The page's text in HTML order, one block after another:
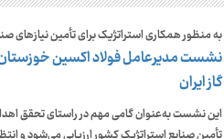
به منظور همکاری استراتژیک برای تأمین نیازهای
نشست مدیرعامل فولاد اکسین
گاز ایران
این نشست به‌عنوان گامی مهم در راستای تحقق